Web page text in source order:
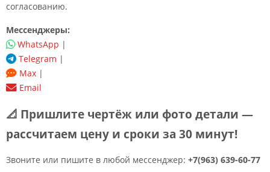
согласованию.
Мессенджеры:
WhatsApp |
Telegram |
Max |
Email
📐 Пришлите чертёж или фото детали —
рассчитаем цену и сроки за 30 минут!
Звоните или пишите в любой мессенджер: +7(963) 639-60-77